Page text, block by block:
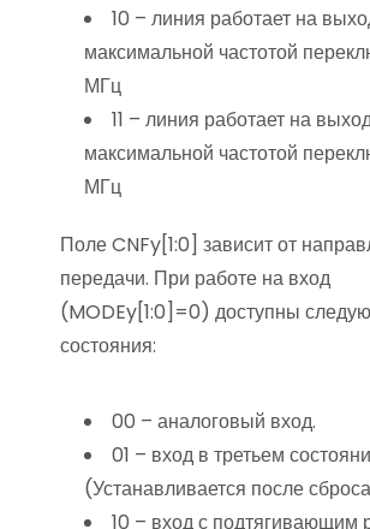
10 – линия работает на
максимальной частотой
МГц
11 – линия работает на
максимальной частотой
МГц
Поле CNFy[1:0] зависит от
передачи. При работе на вход
(MODEy[1:0]=0) доступны
состояния:
00 – аналоговый вход.
01 – вход в третьем
(Устанавливается после
10 – вход с подтягивающим